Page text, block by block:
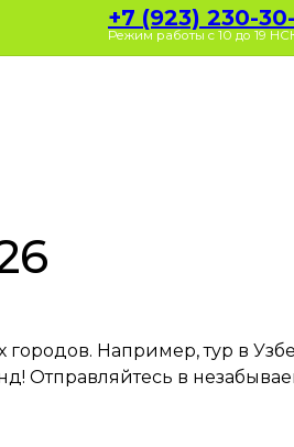
с 10 до 19 НСК
+7 (923) 230-
Режим работы с 10 до 19
Например, тур в
Отправляйтесь в